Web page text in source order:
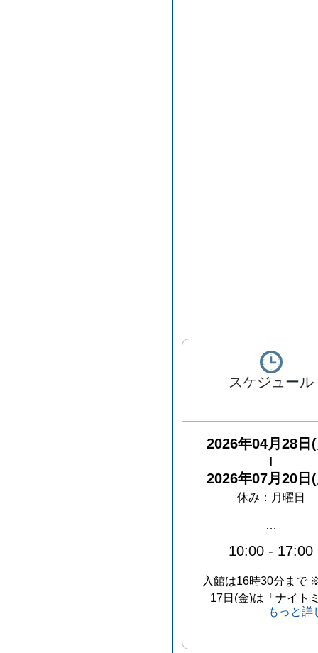
スケジュール
2026年04月28日
2026年07月20日
休み： 月曜日
…
10:00 - 17:00
入館は16時30分まで
17日(金)は「ナイト
もっと詳